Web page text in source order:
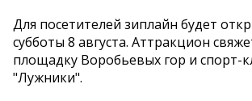
Для посетителей зиплайн будет
субботы 8 августа. Аттракцион
площадку Воробьевых гор и спорт-
"Лужники".